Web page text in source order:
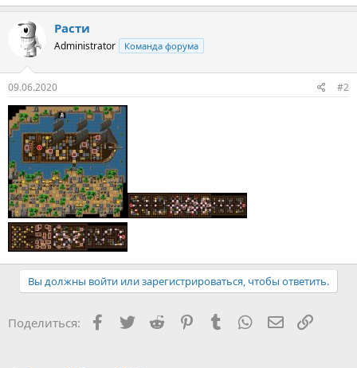
Расти
Administrator Команда форума
09.06.2020 #2
Вы должны войти или зарегистрироваться, чтобы ответить.
Поделиться: Facebook
Twitter Reddit PinterestTumblr WhatsApp
E-mail